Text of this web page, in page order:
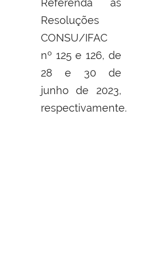
Referenda as
Resoluções
CONSU/IFAC
nº 125 e 126, de
28 e 30 de
junho de 2023,
respectivamente.